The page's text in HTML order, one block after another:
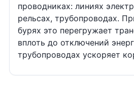
проводниках: линиях
рельсах, трубопроводах.
бурях это перегружает
вплоть до отключений
трубопроводах ускоряет